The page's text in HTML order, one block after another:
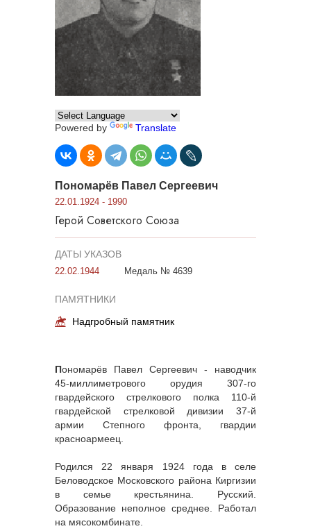
Powered by Translate
Пономарёв Павел Сергеевич
22.01.1924 - 1990
Герой Советского Союза
ДАТЫ УКАЗОВ
22.02.1944 Медаль № 4639
ПАМЯТНИКИ
Надгробный памятник
Пономарёв Павел Сергеевич - наводчик
45-миллиметрового орудия 307-го
гвардейского стрелкового полка 110-й
гвардейской стрелковой дивизии 37-й
армии Степного фронта, гвардии
красноармеец.
Родился 22 января 1924 года в селе
Беловодское Московского района Киргизии
в семье крестьянина. Русский.
Образование неполное среднее. Работал
на мясокомбинате.